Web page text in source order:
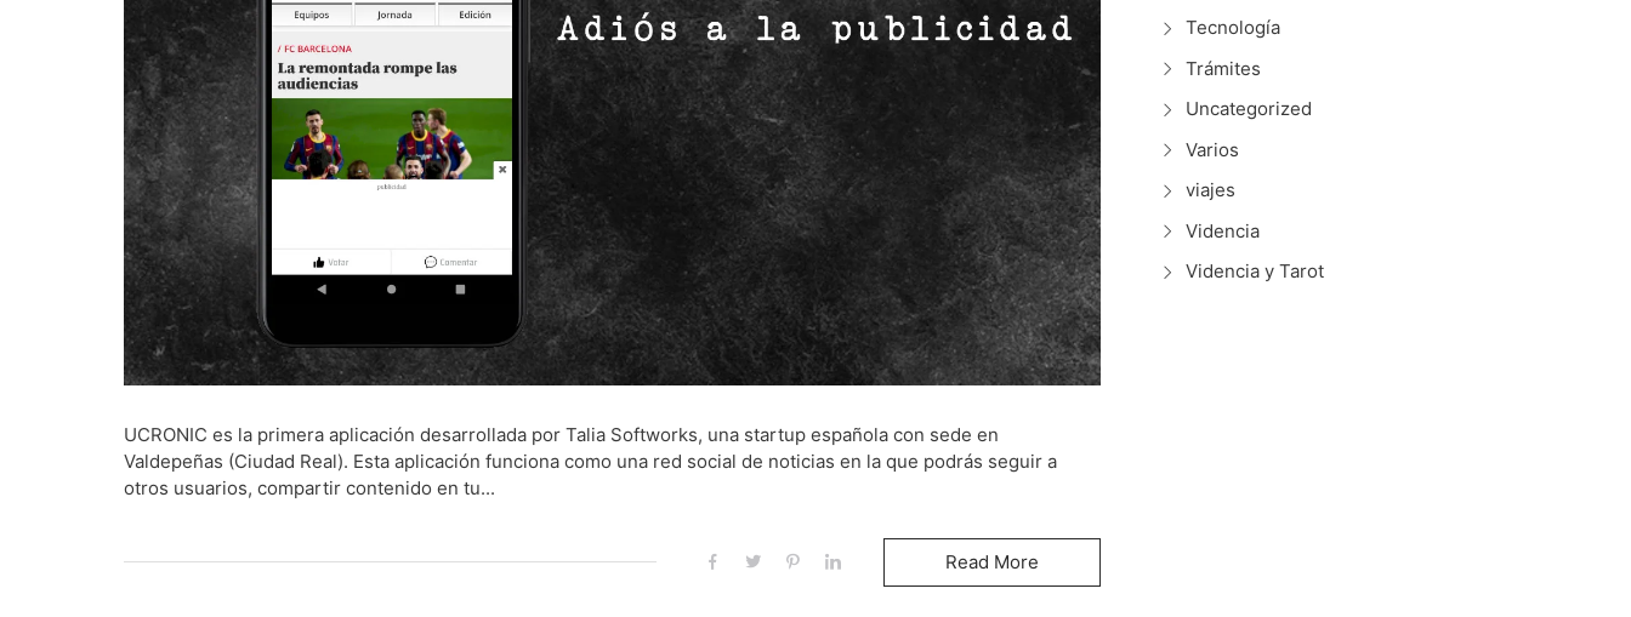
UCRONIC es la primera aplicación desarrollada por Talia Softworks, una startup española con sede en
Valdepeñas (Ciudad Real). Esta aplicación funciona como una red social de noticias en la que podrás seguir a
otros usuarios, compartir contenido en tu...
Read More
Tecnología
Trámites
Uncategorized
Varios
viajes
Videncia
Videncia y Tarot